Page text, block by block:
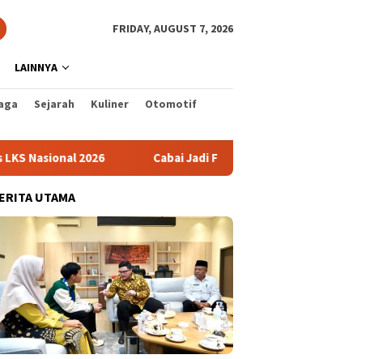
FRIDAY, AUGUST 7, 2026
LAINNYA
Sejarah Kuliner
Otomotif
Cabai Jadi Fokus Pembuatan Video AKU HATINYA PKK
UTAMA